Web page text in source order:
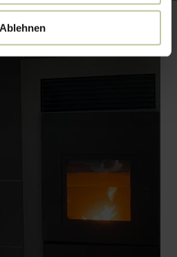
Ablehnen